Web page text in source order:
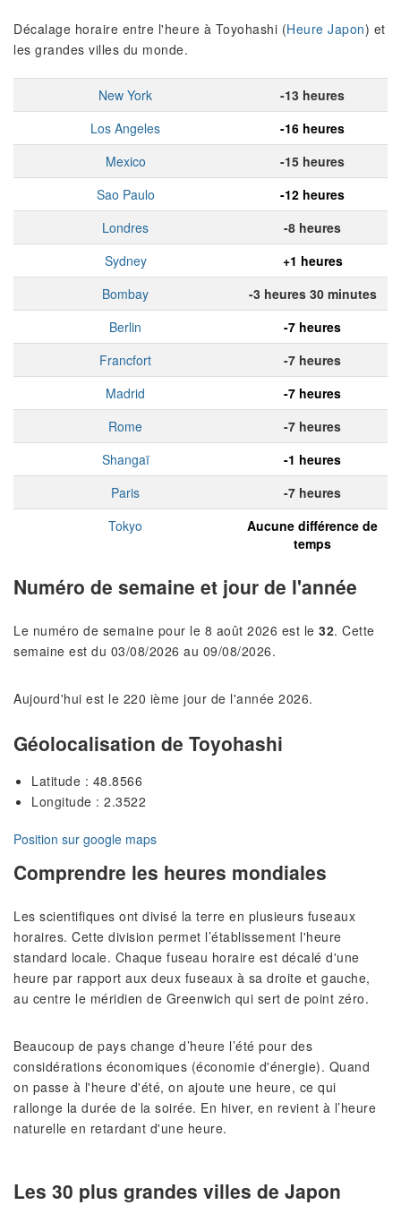
Décalage horaire entre l'heure à Toyohashi (Heure Japon) et
les grandes villes du monde.
New York
-13 heures
Los Angeles
-16 heures
Mexico
-15 heures
Sao Paulo
-12 heures
Londres
-8 heures
Sydney
+1 heures
Bombay
-3 heures 30 minutes
Berlin
-7 heures
Francfort
-7 heures
Madrid
-7 heures
Rome
-7 heures
Shangaï
-1 heures
Paris
-7 heures
Tokyo
Aucune différence de
temps
Numéro de semaine et jour de l'année
Le numéro de semaine pour le 8 août 2026 est le 32. Cette
semaine est du 03/08/2026 au 09/08/2026.
Aujourd'hui est le 220 ième jour de l'année 2026.
Géolocalisation de Toyohashi
Latitude : 48.8566
Longitude : 2.3522
Position sur google maps
Comprendre les heures mondiales
Les scientifiques ont divisé la terre en plusieurs fuseaux
horaires. Cette division permet l’établissement l'heure
standard locale. Chaque fuseau horaire est décalé d'une
heure par rapport aux deux fuseaux à sa droite et gauche,
au centre le méridien de Greenwich qui sert de point zéro.
Beaucoup de pays change d’heure l’été pour des
considérations économiques (économie d'énergie). Quand
on passe à l'heure d'été, on ajoute une heure, ce qui
rallonge la durée de la soirée. En hiver, en revient à l’heure
naturelle en retardant d'une heure.
Les 30 plus grandes villes de Japon